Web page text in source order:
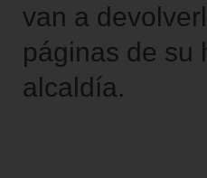
van a
páginas de su
alcaldía.